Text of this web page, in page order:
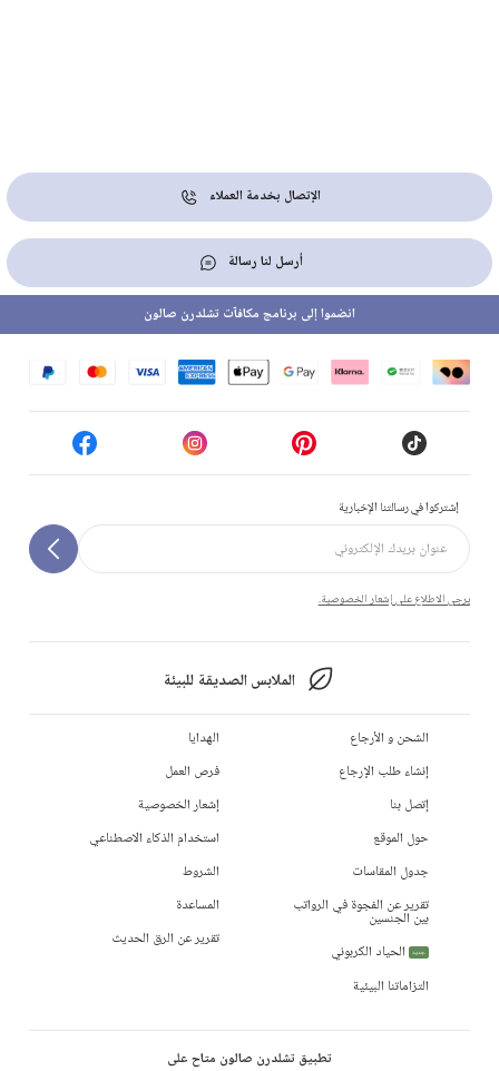
الإتصال بخدمة العملاء
أرسل لنا رسالة
إشتركوا في رسالتنا الإخبارية
يرجى الاطلاع على إشعار الخصوصية.
الملابس الصديقة للبيئة
انضموا إلى برنامج مكافآت تشلدرن صالون
الشحن و الأرجاع
إنشاء طلب الإرجاع
إتصل بنا
حول الموقع
جدول المقاسات
تقرير عن الفجوة في الرواتب
بين الجنسين
جديد
الحياد الكربوني
التزاماتنا البيئية
الهدايا
فرص العمل
إشعار الخصوصية
استخدام الذكاء الاصطناعي
الشروط
المساعدة
تقرير عن الرق الحديث
تطبيق تشلدرن صالون متاح على